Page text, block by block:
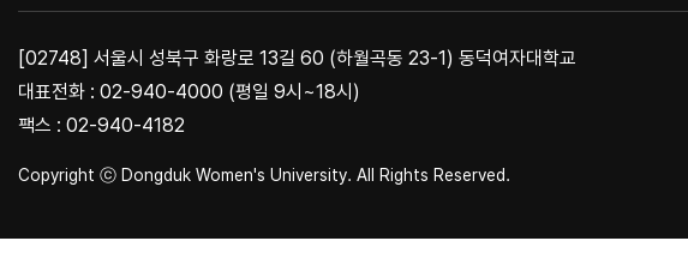
[02748] 서울시 성북구 화랑로 13길 60 (하월곡동 23-1) 동덕여자대학교
대표전화 : 02-940-4000 (평일 9시~18시)
팩스 : 02-940-4182
Copyright ⓒ Dongduk Women's University. All Rights Reserved.